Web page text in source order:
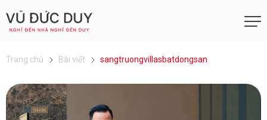
Trang chủ Bài viết sangtruongvillasbatdongsan